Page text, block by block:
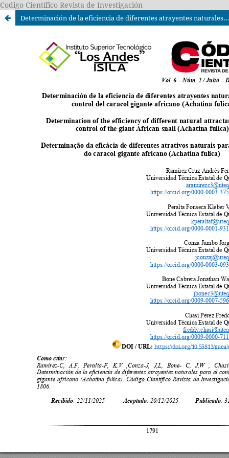
Codigo Científico Revista de Investigación
Determinación de la eficiencia de diferentes atrayentes naturales para el control del caracol gigante africano (Achatina fulica)